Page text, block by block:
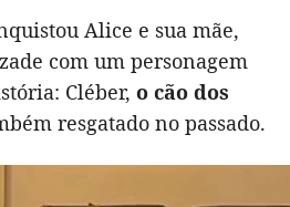
Alice e sua mãe,
com um personagem
Cléber, o cão dos
resgatado no passado.